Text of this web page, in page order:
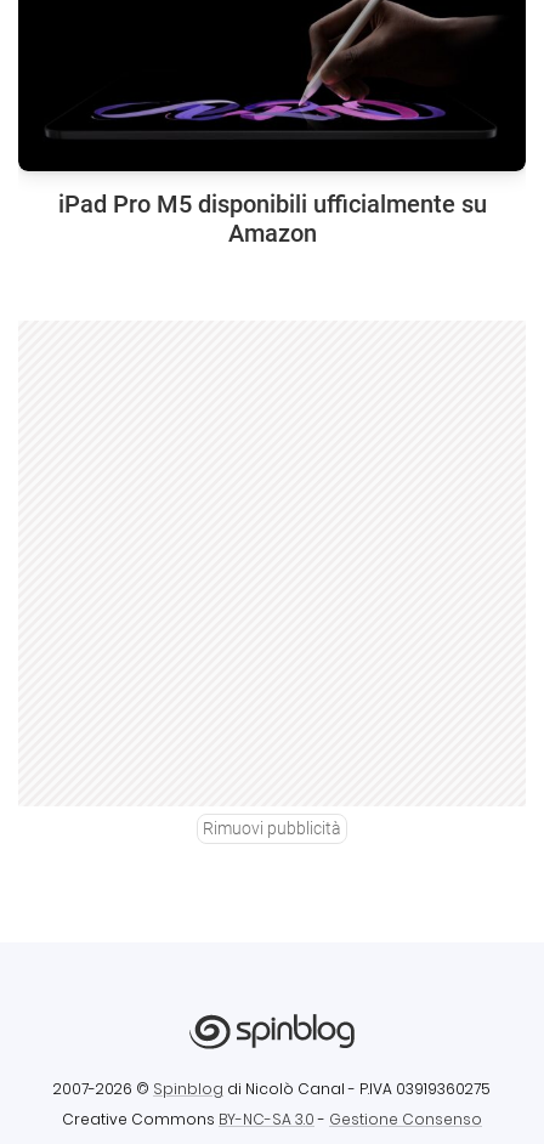
iPad Pro M5 disponibili ufficialmente su
Amazon
Rimuovi pubblicità
2007-2026 © Spinblog di Nicolò Canal - P.IVA 03919360275
Creative Commons BY-NC-SA 3.0- Gestione Consenso